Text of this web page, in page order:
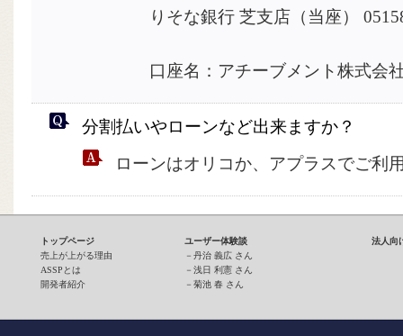
りそな銀行 芝支店（当座）
口座名：アチーブメント株式会
分割払いやローンなど出来ますか？
ローンはオリコか、アプラスでご利
トップページ
売上が上がる理由
ASSPとは
開発者紹介
ユーザー体験談
－ 丹治 義広 さん
－ 浅日 利憲 さん
－ 菊池 春 さん
法人向